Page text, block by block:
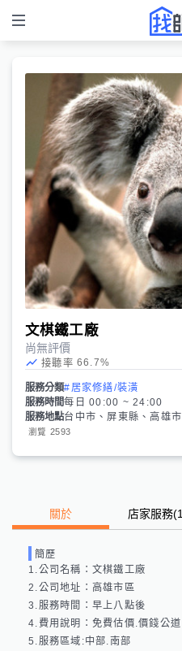
文棋鐵工廠
尚無評價
接聽率 66.7%
服務分類#居家修繕/裝潢
服務時間每日 00:00 ~ 24:00
服務地點台中市、屏東縣、高雄市
瀏覽 2593
關於 店家服務(1
簡歷
1.公司名稱：文棋鐵工廠
2.公司地址：高雄市區
3.服務時間：早上八點後
4.費用說明：免費估價.價錢公道
5.服務區域:中部.南部